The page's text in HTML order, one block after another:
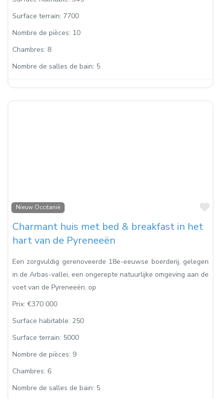
Surface terrain: 7700
Nombre de pièces: 10
Chambres: 8
Nombre de salles de bain: 5
Nieuw Occitanië
Charmant huis met bed & breakfast in het
hart van de Pyreneeën
Een zorgvuldig gerenoveerde 18e-eeuwse boerderij, gelegen
in de Arbas-vallei, een ongerepte natuurlijke omgeving aan de
voet van de Pyreneeën, op
Prix: €370 000
Surface habitable: 250
Surface terrain: 5000
Nombre de pièces: 9
Chambres: 6
Nombre de salles de bain: 5